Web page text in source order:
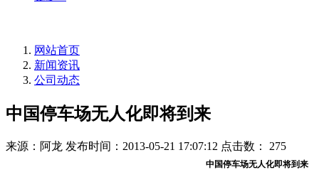
网站首页
新闻资讯
公司动态
中国停车场无人化即将到来
来源：阿龙 发布时间：2013-05-21 17:07:12 点击数： 275
中国停车场无人化即将到来